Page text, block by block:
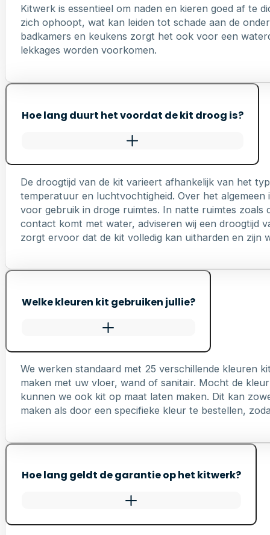
Kitwerk is essentieel om naden en kieren goed af te
zich ophoopt, wat kan leiden tot schade aan de
badkamers en keukens zorgt het ook voor een
lekkages worden voorkomen.
Hoe lang duurt het voordat de kit droog is?
De droogtijd van de kit varieert afhankelijk van het
temperatuur en luchtvochtigheid. Over het
voor gebruik in droge ruimtes. In natte ruimtes zoals
contact komt met water, adviseren wij een droogtijd
zorgt ervoor dat de kit volledig kan uitharden en zijn
Welke kleuren kit gebruiken jullie?
We werken standaard met 25 verschillende kleuren
maken met uw vloer, wand of sanitair. Mocht de
kunnen we ook kit op maat laten maken. Dit kan
maken als door een specifieke kleur te bestellen,
Hoe lang geldt de garantie op het kitwerk?